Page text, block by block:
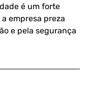
é um forte
empresa preza
e pela segurança